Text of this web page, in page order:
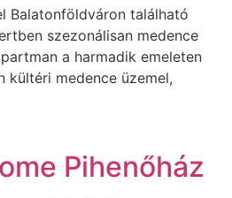
Balatonföldváron található
szezonálisan medence
a harmadik emeleten
kültéri medence üzemel,
Pihenőház